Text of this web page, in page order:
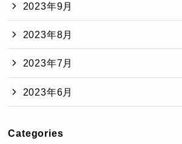
2023年9月
2023年8月
2023年7月
2023年6月
Categories